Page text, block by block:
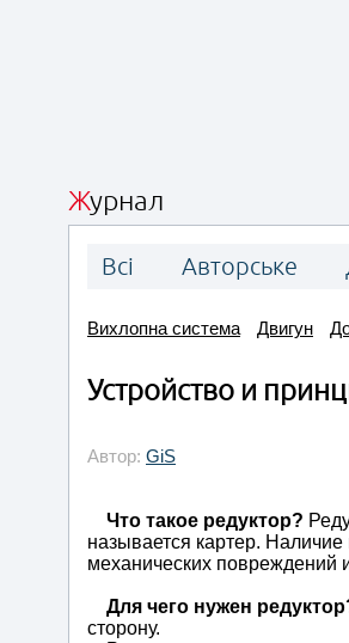
Журнал
Всі Авторське
Вихлопна система Двигун
Устройство и
Автор: GiS
Что такое редуктор?
называется картер.
механических повреждений
Для чего нужен
сторону.